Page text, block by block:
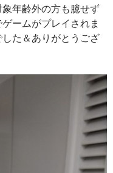
年齢外の方も臆せず
ームがプレイされま
た＆ありがとうござ